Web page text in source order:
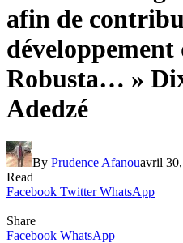
afin de
Robusta… »
Adedzé
By Prudence Afanouavril 30,
Read
Facebook Twitter WhatsApp
Share
Facebook WhatsApp